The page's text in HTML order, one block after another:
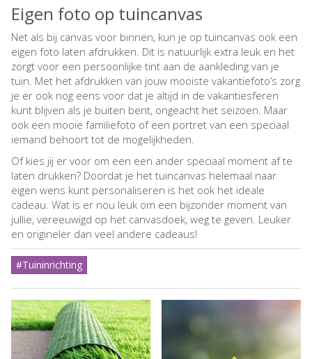
Eigen foto op tuincanvas
Net als bij canvas voor binnen, kun je op tuincanvas ook een
eigen foto laten afdrukken. Dit is natuurlijk extra leuk en het
zorgt voor een persoonlijke tint aan de aankleding van je
tuin. Met het afdrukken van jouw mooiste vakantiefoto’s zorg
je er ook nog eens voor dat je altijd in de vakantiesferen
kunt blijven als je buiten bent, ongeacht het seizoen. Maar
ook een mooie familiefoto of een portret van een speciaal
iemand behoort tot de mogelijkheden.
Of kies jij er voor om een een ander speciaal moment af te
laten drukken? Doordat je het tuincanvas helemaal naar
eigen wens kunt personaliseren is het ook het ideale
cadeau. Wat is er nou leuk om een bijzonder moment van
jullie, vereeuwigd op het canvasdoek, weg te geven. Leuker
en origineler dan veel andere cadeaus!
#Tuininrichting